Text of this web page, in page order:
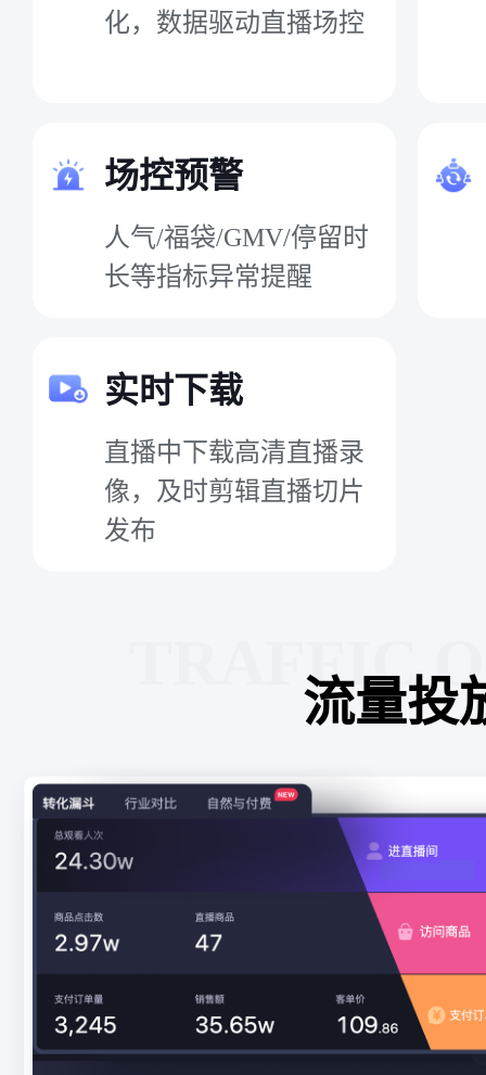
化，数据驱动直播场控
场控预警
人气/福袋/GMV/停留时
长等指标异常提醒
实时下载
直播中下载高清直播录
像，及时剪辑直播切片
发布
TRAFFIC
流量投